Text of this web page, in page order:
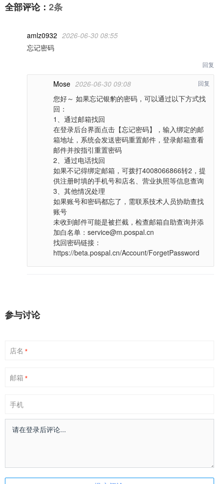
全部评论： 2条
amlz0932 2026-06-30 08:55
忘记密码
回复
Mose 2026-06-30 09:08
您好～ 如果忘记银豹的密码，可以通过以下方式找
回：
1、通过邮箱找回
在登录后台界面点击【忘记密码】，输入绑定的邮
箱地址，系统会发送密码重置邮件，登录邮箱查看
邮件并按指引重置密码
2、通过电话找回
如果不记得绑定邮箱，可拨打4008066866转2，提
供注册时填的手机号和店名、营业执照等信息查询
3、其他情况处理
如果账号和密码都忘了，需联系技术人员协助查找
账号
未收到邮件可能是被拦截，检查邮箱自助查询并添
加白名单：service@m.pospal.cn
找回密码链接：
https://beta.pospal.cn/Account/ForgetPassword
回复
参与讨论
店名 *
邮箱 *
手机